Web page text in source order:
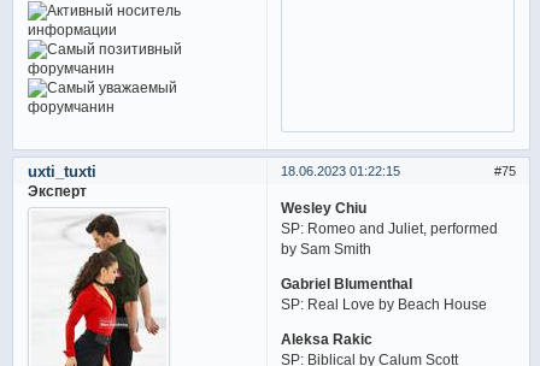
75
18.06.2023 01:22:15
uxti_tuxti
Эксперт
Wesley Chiu
SP: Romeo and Juliet, performed
by Sam Smith
Gabriel Blumenthal
SP: Real Love by Beach House
Aleksa Rakic
SP: Biblical by Calum Scott